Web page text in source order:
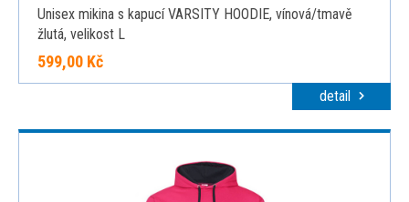
Unisex mikina s kapucí VARSITY HOODIE, vínová/tmavě
žlutá, velikost L
599,00 Kč
detail